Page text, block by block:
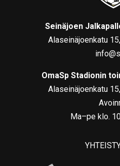
Seinäjoen
Alaseinäjoenkatu
OmaSp Stadionin
Alaseinäjoenkatu
Ma–pe klo.